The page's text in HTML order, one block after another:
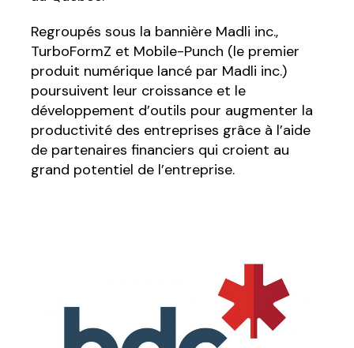
Regroupés sous la bannière Madli inc.,
TurboFormZ et Mobile-Punch (le premier
produit numérique lancé par Madli inc.)
poursuivent leur croissance et le
développement d’outils pour augmenter la
productivité des entreprises grâce à l’aide
de partenaires financiers qui croient au
grand potentiel de l’entreprise.